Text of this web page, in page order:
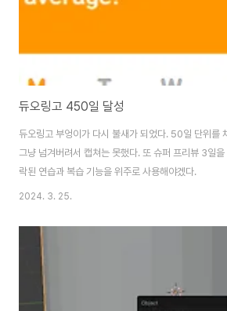
듀오링고 450일 달성
듀오링고 부엉이가 다시 불새가 되었다. 50일 단위를
그냥 넘겨버려서 캡쳐는 못했다. 또 슈퍼 프리뷰 3일
락된 연습과 복습 기능을 위주로 사용해야겠다.
2024. 3. 25.